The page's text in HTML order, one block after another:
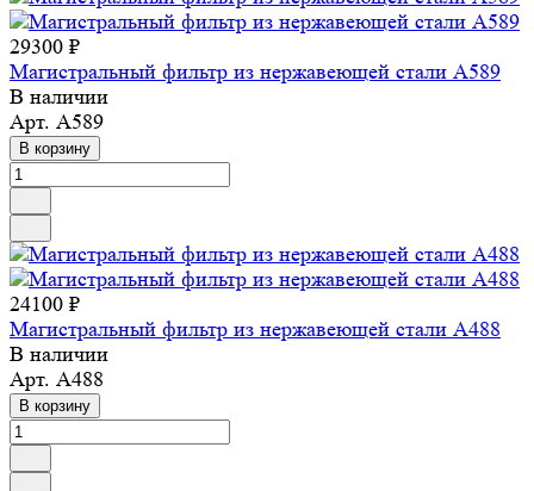
29300 ₽
Магистральный фильтр из нержавеющей стали A589
В наличии
Арт. A589
В корзину
24100 ₽
Магистральный фильтр из нержавеющей стали A488
В наличии
Арт. A488
В корзину